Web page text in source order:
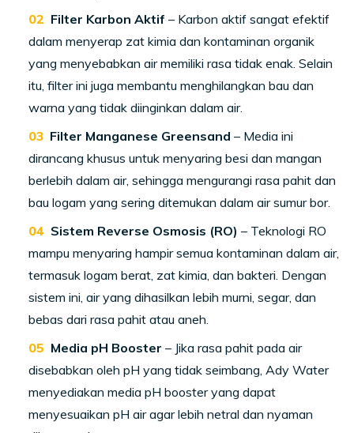
Filter Karbon Aktif – Karbon aktif sangat efektif
dalam menyerap zat kimia dan kontaminan organik
yang menyebabkan air memiliki rasa tidak enak. Selain
itu, filter ini juga membantu menghilangkan bau dan
warna yang tidak diinginkan dalam air.
Filter Manganese Greensand – Media ini
dirancang khusus untuk menyaring besi dan mangan
berlebih dalam air, sehingga mengurangi rasa pahit dan
bau logam yang sering ditemukan dalam air sumur bor.
Sistem Reverse Osmosis (RO) – Teknologi RO
mampu menyaring hampir semua kontaminan dalam air,
termasuk logam berat, zat kimia, dan bakteri. Dengan
sistem ini, air yang dihasilkan lebih murni, segar, dan
bebas dari rasa pahit atau aneh.
Media pH Booster – Jika rasa pahit pada air
disebabkan oleh pH yang tidak seimbang, Ady Water
menyediakan media pH booster yang dapat
menyesuaikan pH air agar lebih netral dan nyaman